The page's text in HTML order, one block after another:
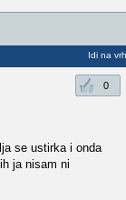
Idi na vrh
0
se ustirka i onda
ja nisam ni